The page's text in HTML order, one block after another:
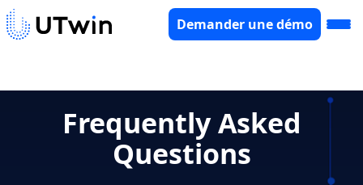
Demander une démo
Frequently Asked
Questions